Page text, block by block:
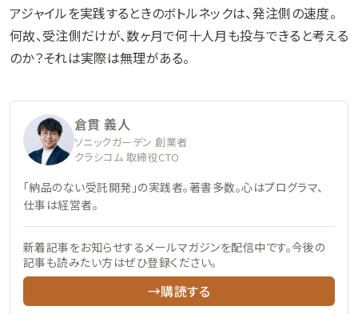
アジャイルを実践するときのボトルネックは、発注側の速度。
何故、受注側だけが、数ヶ月で何十人月も投与できると考える
のか？それは実際は無理がある。
倉貫 義人
ソニックガーデン 創業者
クラシコム 取締役CTO
「納品のない受託開発」の実践者。著書多数。心はプログラマ、
仕事は経営者。
新着記事をお知らせするメールマガジンを配信中です。今後の
記事も読みたい方はぜひ登録ください。
→購読する